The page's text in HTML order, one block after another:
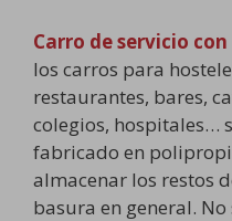
Carro de servicio
los carros para
restaurantes, bares,
colegios, hospitales…
fabricado en
almacenar los restos
basura en general.